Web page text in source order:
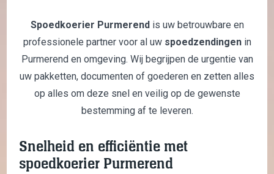
Spoedkoerier Purmerendis uw betrouwbare en
professionele partner voor al uw spoedzendingenin
Purmerend en omgeving. Wij begrijpen de urgentie van
uw pakketten, documenten of goederen en zetten alles
op alles om deze snel en veilig op de gewenste
bestemming af te leveren.
Snelheid en efficiëntie met
spoedkoerier Purmerend